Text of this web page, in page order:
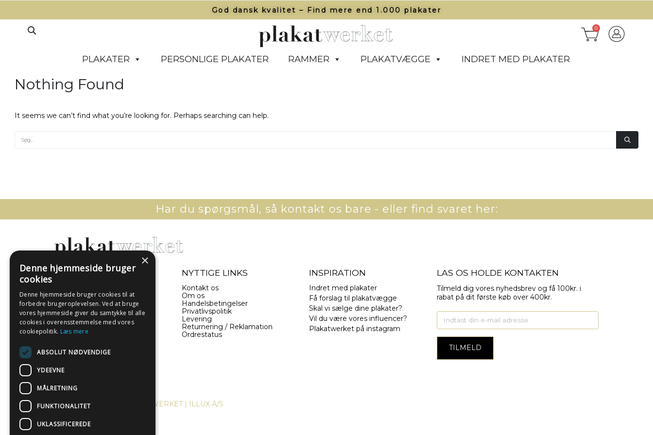
God dansk kvalitet – Find mere end 1.000 plakater​
0
PLAKATER PERSONLIGE PLAKATER RAMMER PLAKATVÆGGE INDRET MED PLAKATER
Nothing Found
It seems we can’t find what you’re looking for. Perhaps searching can help.
Har du spørgsmål, så kontakt os bare - eller find svaret her:
- EN DEL AF ILLUX A/S
8660 Skanderborg
Danmark
(+45) 52 340 440
NYTTIGE LINKS
Kontakt os
Om os
Handelsbetingelser
Privatlivspolitik
Levering
Returnering / Reklamation
Ordrestatus
INSPIRATION
Indret med plakater
Få forslag til plakatvægge
Skal vi sælge dine plakater?
Vil du være vores influencer?
Plakatwerket på instagram
LAS OS HOLDE KONTAKTEN
Tilmeld dig vores nyhedsbrev og få 100kr. i
rabat på dit første køb over 400kr.
COPYRIGHT © 2024, PLAKATWERKET | ILLUX A/S
×
Denne hjemmeside bruger
cookies
Denne hjemmeside bruger cookies til at
forbedre brugeroplevelsen. Ved at bruge
vores hjemmeside giver du samtykke til alle
cookies i overensstemmelse med vores
cookiepolitik. Læs mere
ABSOLUT NØDVENDIGE
YDEEVNE
MÅLRETNING
FUNKTIONALITET
UKLASSIFICEREDE